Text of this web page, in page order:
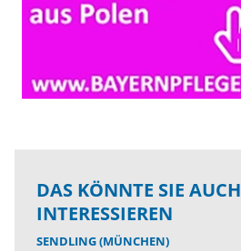
DAS KÖNNTE SIE AUCH
INTERESSIEREN
SENDLING (MÜNCHEN)